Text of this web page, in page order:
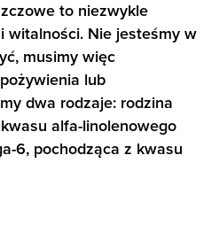
to niezwykle
witalności. Nie jesteśmy w
musimy więc
lub
dwa rodzaje: rodzina
alfa-linolenowego
6, pochodząca z kwasu